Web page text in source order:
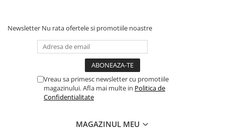
Caiete si Carnetele scolare
Ghiozdane si Penare scolare
Instrumente si Truse Geometrie
Seturi scolare
Newsletter Nu rata ofertele si promotiile noastre
Vreau sa primesc newsletter cu promotiile
magazinului. Afla mai multe in Politica de
Confidentialitate
MAGAZINUL MEU